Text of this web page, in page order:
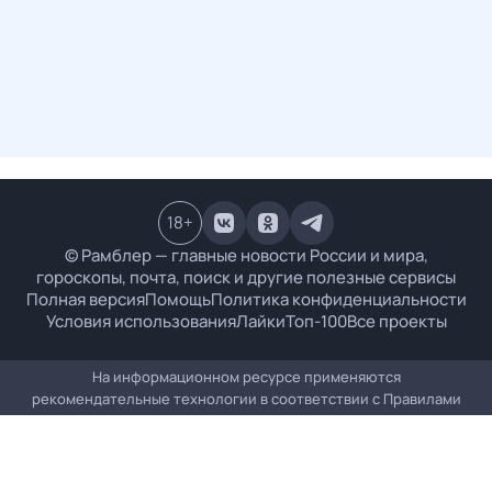
© Рамблер — главные новости России и мира,
гороскопы, почта, поиск и другие полезные сервисы
Полная версияПомощьПолитика конфиденциальности
Условия использованияЛайкиТоп-100Все проекты
18+
На информационном ресурсе применяются
рекомендательные технологии в соответствии с Правилами